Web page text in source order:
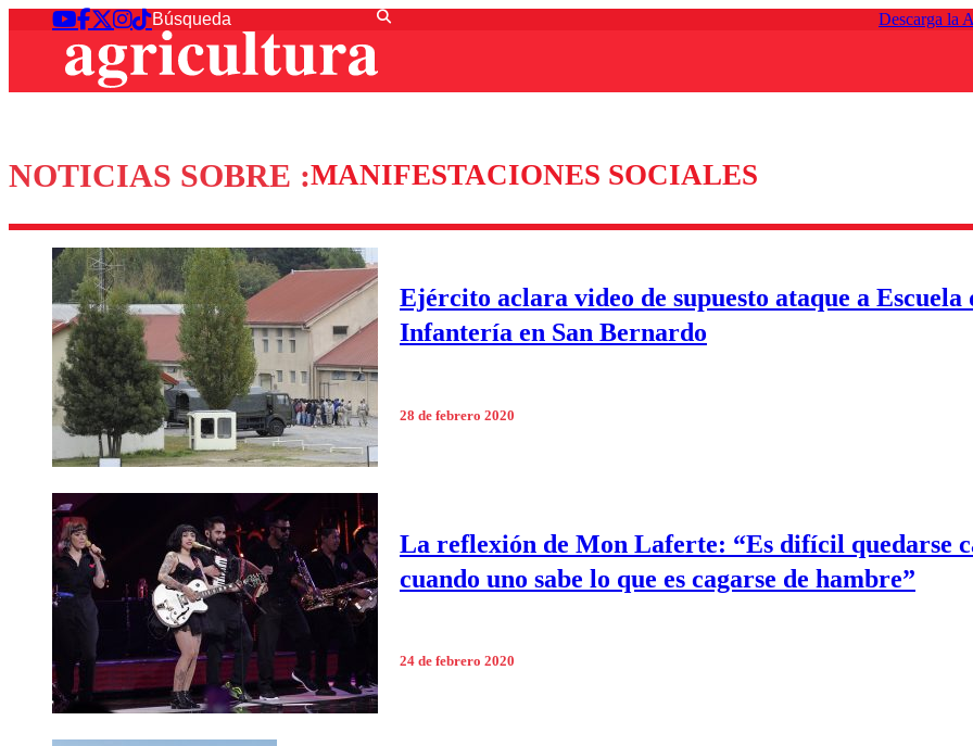
Descarga la
NOTICIAS SOBRE :MANIFESTACIONES SOCIALES
Ejército aclara video de supuesto ataque a Escuela
Infantería en San Bernardo
28 de febrero 2020
La reflexión de Mon Laferte: “Es difícil quedarse
cuando uno sabe lo que es cagarse de hambre”
24 de febrero 2020